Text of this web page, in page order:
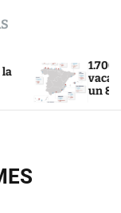
1.700 euros
vacacional en
un 8%